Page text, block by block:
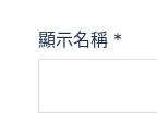
顯示名稱 *